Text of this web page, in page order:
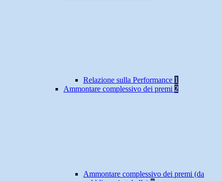
Relazione sulla Performance 1
Ammontare complessivo dei premi 2
Ammontare complessivo dei premi (da